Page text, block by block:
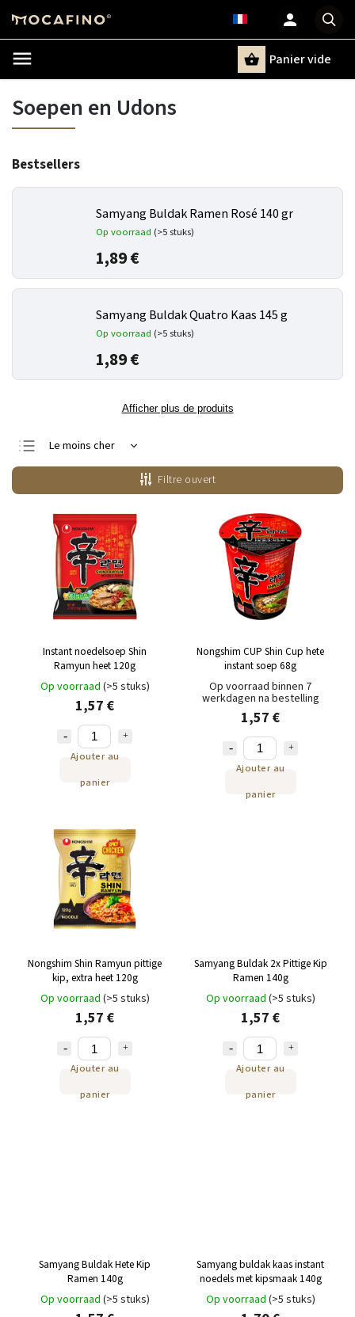
Panier vide
Soepen en Udons
Bestsellers
Samyang Buldak Ramen Rosé 140 gr
Op voorraad (>5 stuks)
1,89 €
Samyang Buldak Quatro Kaas 145 g
Op voorraad (>5 stuks)
1,89 €
Afficher plus de produits
Le moins cher
Le plus cher
Bestsellers
Alphabétiquement
Filtre ouvert
Instant noedelsoep Shin
Ramyun heet 120g
Op voorraad (>5 stuks)
1,57 €
Ajouter au
panier
Nongshim CUP Shin Cup hete
instant soep 68g
Op voorraad binnen 7
werkdagen na bestelling
1,57 €
Ajouter au
panier
Nongshim Shin Ramyun pittige
kip, extra heet 120g
Op voorraad (>5 stuks)
1,57 €
Ajouter au
panier
Samyang Buldak 2x Pittige Kip
Ramen 140g
Op voorraad (>5 stuks)
1,57 €
Ajouter au
panier
Samyang Buldak Hete Kip
Ramen 140g
Op voorraad (>5 stuks)
Samyang buldak kaas instant
noedels met kipsmaak 140g
Op voorraad (>5 stuks)